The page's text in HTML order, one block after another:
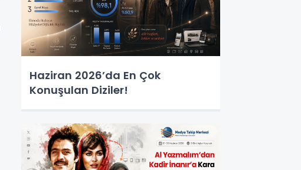
Haziran 2026’da En Çok
Konuşulan Diziler!